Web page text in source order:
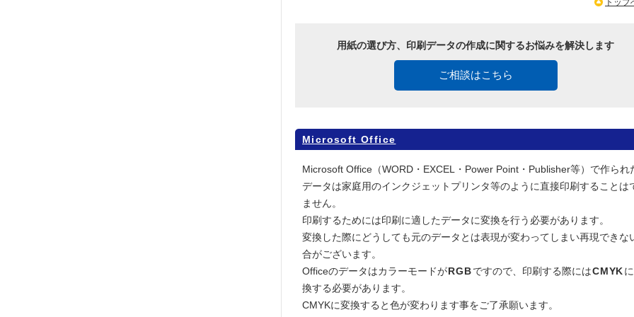
用紙の選び方、印刷データの作成に関するお悩みを解決します
ご相談はこちら
Microsoft Office
Microsoft Office（WORD・EXCEL・Power Point・Publisher等）で作られ
データは家庭用のインクジェットプリンタ等のように直接印刷することは
ません。
印刷するためには印刷に適したデータに変換を行う必要があります。
変換した際にどうしても元のデータとは表現が変わってしまい再現できな
合がございます。
OfficeのデータはカラーモードがRGBですので、印刷する際にはCMYK
換する必要があります。
CMYKに変換すると色が変わります事をご了承願います。